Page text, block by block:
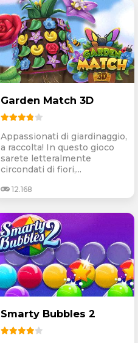
Garden Match 3D
Appassionati di giardinaggio,
a raccolta! In questo gioco
sarete letteralmente
circondati di fiori,...
12.168
Smarty Bubbles 2